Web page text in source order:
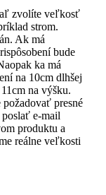
zvolíte veľkosť
strom.
Ak má
bude
ka má
na 10cm dlhšej
na výšku.
presné
e-mail
produktu a
reálne veľkosti